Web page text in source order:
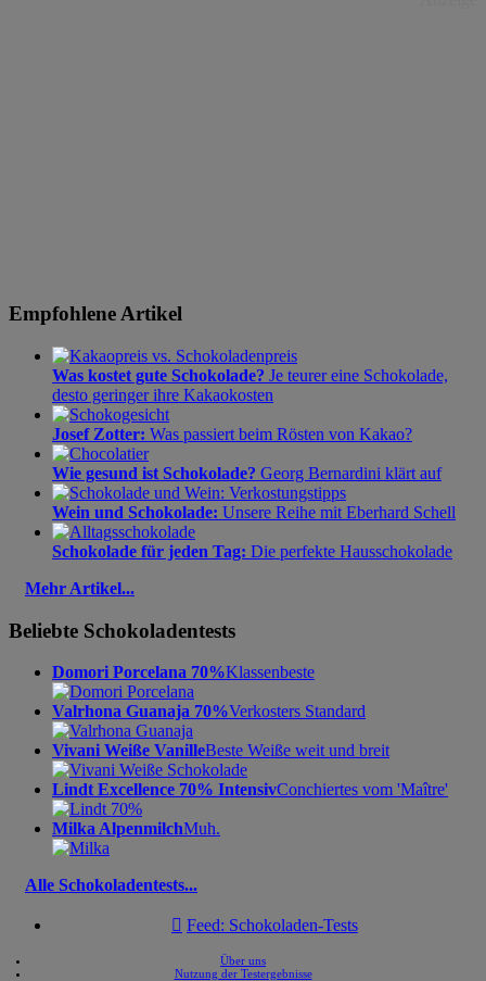
Empfohlene Artikel
Was kostet gute Schokolade? Je teurer eine Schokolade,
desto geringer ihre Kakaokosten
Josef Zotter: Was passiert beim Rösten von Kakao?
Wie gesund ist Schokolade? Georg Bernardini klärt auf
Wein und Schokolade: Unsere Reihe mit Eberhard Schell
Schokolade für jeden Tag: Die perfekte Hausschokolade
Mehr Artikel...
Beliebte Schokoladentests
Domori Porcelana 70%Klassenbeste
Valrhona Guanaja 70%Verkosters Standard
Vivani Weiße VanilleBeste Weiße weit und breit
Lindt Excellence 70% IntensivConchiertes vom 'Maître'
Milka AlpenmilchMuh.
Alle Schokoladentests...
 Feed: Schokoladen-Tests
Über uns
Nutzung der Testergebnisse